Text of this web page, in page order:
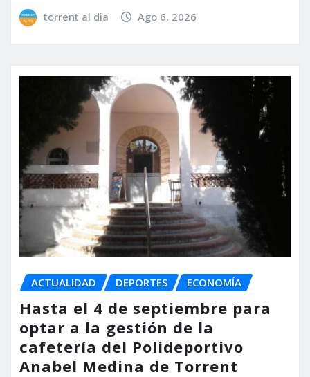
torrent al dia Ago 6, 2026
ACTUALIDAD DEPORTES ECONOMÍA
Hasta el 4 de septiembre para
optar a la gestión de la
cafetería del Polideportivo
Anabel Medina de Torrent